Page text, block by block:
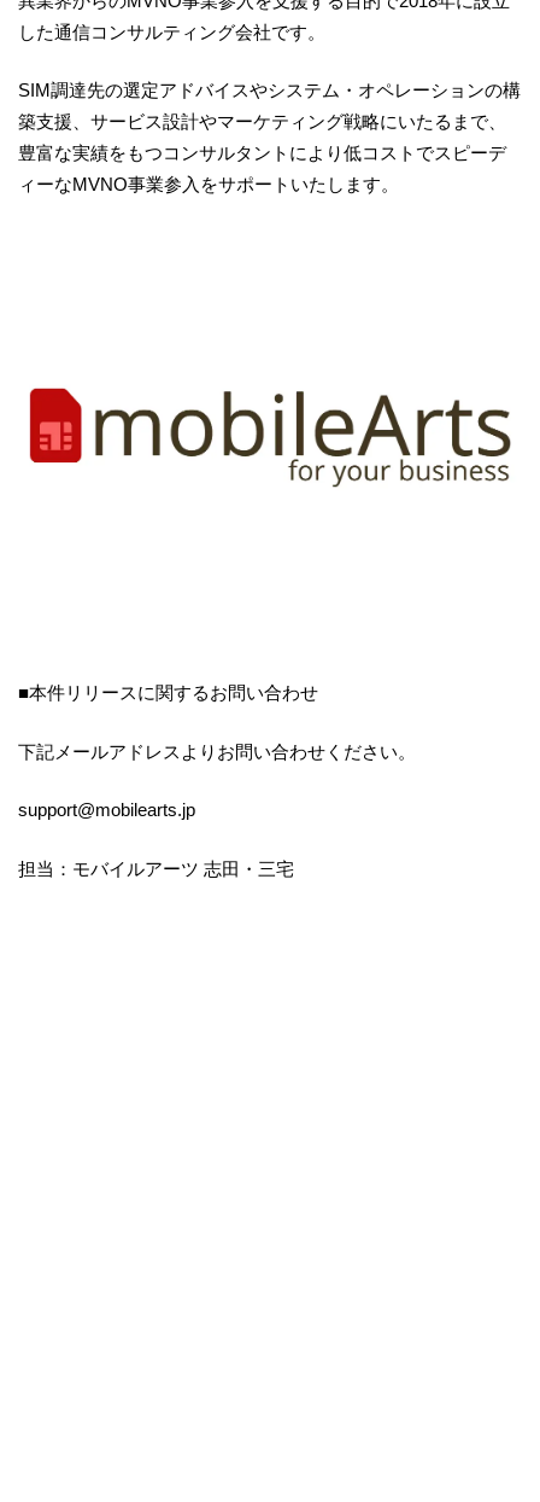
した通信コンサルティング会社です。
SIM調達先の選定アドバイスやシステム・オペレーションの構
築支援、サービス設計やマーケティング戦略にいたるまで、
豊富な実績をもつコンサルタントにより低コストでスピーデ
ィーなMVNO事業参入をサポートいたします。
■本件リリースに関するお問い合わせ
下記メールアドレスよりお問い合わせください。
support@mobilearts.jp
担当：モバイルアーツ 志田・三宅